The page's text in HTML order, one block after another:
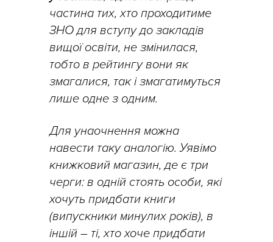
частина тих, хто проходитиме
ЗНО для вступу до закладів
вищої освіти, не змінилася,
тобто в рейтингу вони як
змагалися, так і змагатимуться
лише одне з одним.
Для унаочнення можна
навести таку аналогію. Уявімо
книжковий магазин, де є три
черги: в одній стоять особи, які
хочуть придбати книги
(випускники минулих років), в
іншій – ті, хто хоче придбати